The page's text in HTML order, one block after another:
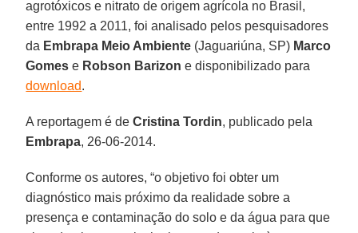
agrotóxicos e nitrato de origem agrícola no Brasil,
entre 1992 a 2011, foi analisado pelos pesquisadores
da Embrapa Meio Ambiente (Jaguariúna, SP) Marco
Gomes e Robson Barizon e disponibilizado para
download.
A reportagem é deCristina Tordin, publicado pela
Embrapa, 26-06-2014.
Conforme os autores, “o objetivo foi obter um
diagnóstico mais próximo da realidade sobre a
presença e contaminação do solo e da água para que